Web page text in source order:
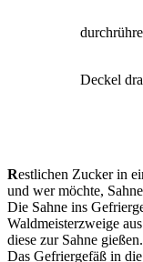
Deckel
Restlichen Zucker in
und wer möchte,
Die Sahne ins
Waldmeisterzweige
diese zur Sahne
Das Gefriergefäß in